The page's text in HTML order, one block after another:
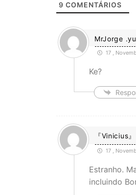
9 COMENTÁRIOS
MrJorge
17 ,
Ke?
『Vinicius』
17 ,
Estranho.
incluindo